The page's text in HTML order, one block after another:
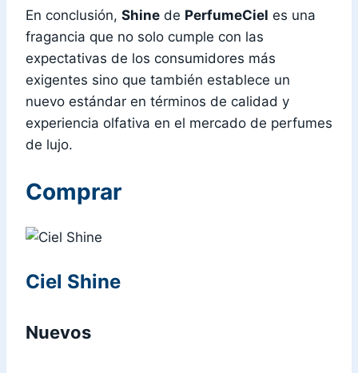
En conclusión, Shine de PerfumeCiel es una
fragancia que no solo cumple con las
expectativas de los consumidores más
exigentes sino que también establece un
nuevo estándar en términos de calidad y
experiencia olfativa en el mercado de perfumes
de lujo.
Comprar
Ciel Shine
Nuevos